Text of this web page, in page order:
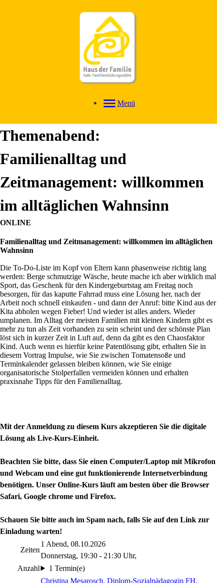
Menü
Themenabend:
Familienalltag und
Zeitmanagement: willkommen
im alltäglichen Wahnsinn
ONLINE
Familienalltag und Zeitmanagement: willkommen im alltäglichen
Wahnsinn
Die To-Do-Liste im Kopf von Eltern kann phasenweise richtig lang
werden: Berge schmutzige Wäsche, heute mache ich aber wirklich mal
Sport, das Geschenk für den Kindergeburtstag am Freitag noch
besorgen, für das kaputte Fahrrad muss eine Lösung her, nach der
Arbeit noch schnell einkaufen - und dann der Anruf: bitte Kind aus der
Kita abholen wegen Fieber! Und wieder ist alles anders. Wieder
umplanen. Im Alltag der meisten Familien mit kleinen Kindern gibt es
mehr zu tun als Zeit vorhanden zu sein scheint und der schönste Plan
löst sich in kurzer Zeit in Luft auf, denn da gibt es den Chaosfaktor
Kind. Auch wenn es hierfür keine Patentlösung gibt, erhalten Sie in
diesem Vortrag Impulse, wie Sie zwischen Tomatensoße und
Terminkalender gelassen bleiben können, wie Sie einige
organisatorische Stolperfallen vermeiden können und erhalten
praxisnahe Tipps für den Familienalltag.
Mit der Anmeldung zu diesem Kurs akzeptieren Sie die digitale
Lösung als Live-Kurs-Einheit.
Beachten Sie bitte, dass Sie einen Computer/Laptop mit Mikrofon
und Webcam und eine gut funktionierende Internetverbindung
benötigen. Unser Online-Kurs läuft am besten über die Browser
Safari, Google chrome und Firefox.
Schauen Sie bitte auch im Spam nach, falls Sie auf den Link zur
Einladung warten!
Zeiten
1 Abend, 08.10.2026
Donnerstag, 19:30 - 21:30 Uhr,
Anzahl
1 Termin(e)
Christina Mesarosch, Diplom-Sozialpädagogin FH,